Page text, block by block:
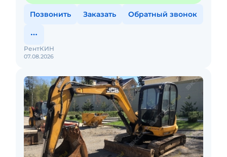
Позвонить Заказать Обратный звонок
07.08.2026
РентКИН